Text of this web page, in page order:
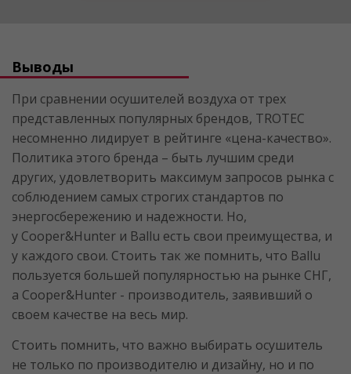
Выводы
При сравнении осушителей воздуха от трех
представленных популярных брендов, TROTEC
несомненно лидирует в рейтинге «цена-качество».
Политика этого бренда – быть лучшим среди
других, удовлетворить максимум запросов рынка с
соблюдением самых строгих стандартов по
энергосбережению и надежности. Но,
у Cooper&Hunter и Ballu есть свои преимущества, и
у каждого свои. Стоить так же помнить, что Ballu
пользуется большей популярностью на рынке СНГ,
а Cooper&Hunter - производитель, заявивший о
своем качестве на весь мир.
Стоить помнить, что важно выбирать осушитель
не только по производителю и дизайну, но и по